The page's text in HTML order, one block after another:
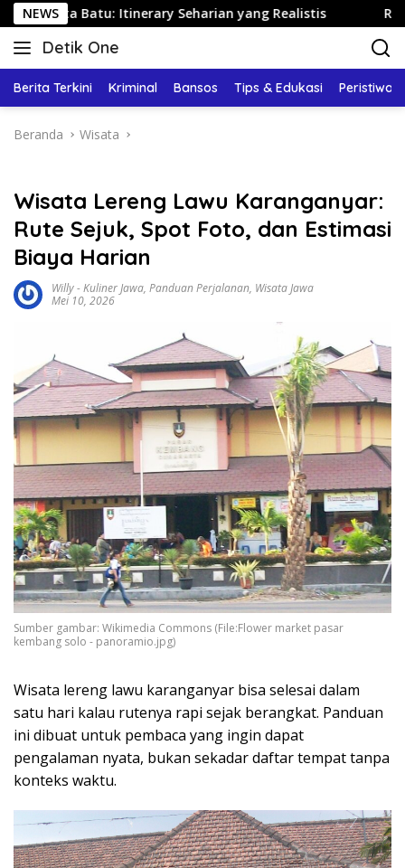
Langsung
ke
konten
NEWSItinerary Seharian yang Realistis Rute Sarapan
Detik One
Tajam
Fakta
Berita Terkini Kriminal Bansos Tips & Edukasi Peristiwa
Beranda Wisata
Wisata Lereng Lawu Karanganyar:
Rute Sejuk, Spot Foto, dan Estimasi
Biaya Harian
Willy-Kuliner Jawa, Panduan Perjalanan, Wisata Jawa
Mei 10, 2026
Sumber gambar: Wikimedia Commons (File:Flower market pasar
kembang solo - panoramio.jpg)
Wisata lereng lawu karanganyar bisa selesai dalam
satu hari kalau rutenya rapi sejak berangkat. Panduan
ini dibuat untuk pembaca yang ingin dapat
pengalaman nyata, bukan sekadar daftar tempat tanpa
konteks waktu.